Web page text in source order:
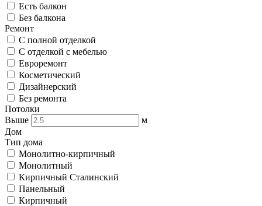
Есть балкон
Без балкона
Ремонт
С полной отделкой
С отделкой с мебелью
Евроремонт
Косметический
Дизайнерский
Без ремонта
Потолки
Выше
м
Дом
Тип дома
Монолитно-кирпичный
Монолитный
Кирпичный Сталинский
Панельный
Кирпичный